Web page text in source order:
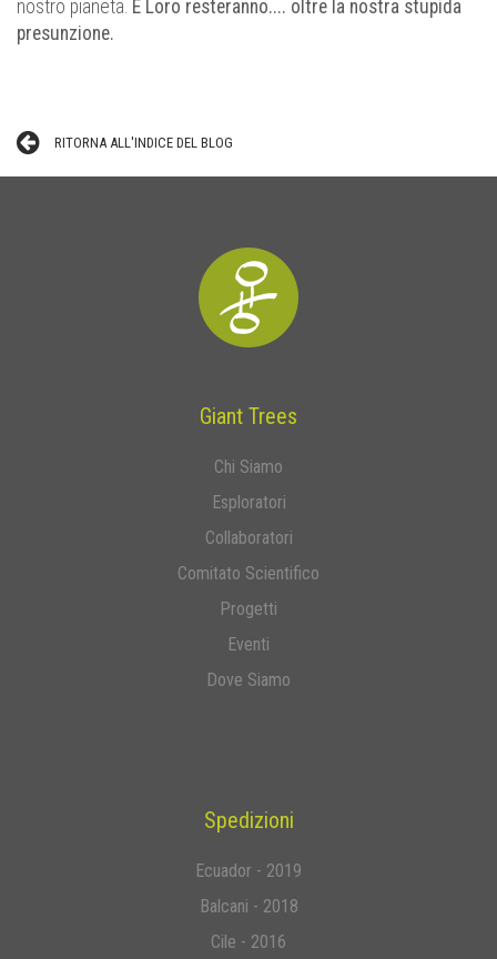
nostro pianeta. E Loro resteranno.... oltre la nostra stupida
presunzione.
RITORNA ALL'INDICE DEL BLOG
Giant Trees
Chi Siamo
Esploratori
Collaboratori
Comitato Scientifico
Progetti
Eventi
Dove Siamo
Spedizioni
Ecuador - 2019
Balcani - 2018
Cile - 2016